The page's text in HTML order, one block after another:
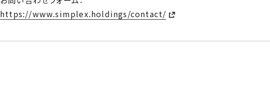
https://www.simplex.holdings/contact/